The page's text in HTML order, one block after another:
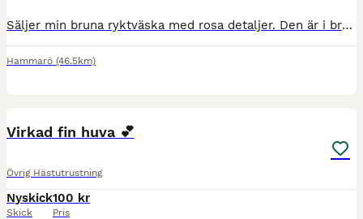
Säljer min bruna ryktväska med rosa detaljer. Den är i bra skick. Görs såklart rent om någon är intresserad! 💗 Nypris:170kr Mitt pris: 50kr Köparen står för frakten, hör av er vid frågor eller funde
Hammarö (46.5km)
Virkad fin huva 💕
Övrig Hästutrustning
Nyskick
Skick
100 kr
Pris